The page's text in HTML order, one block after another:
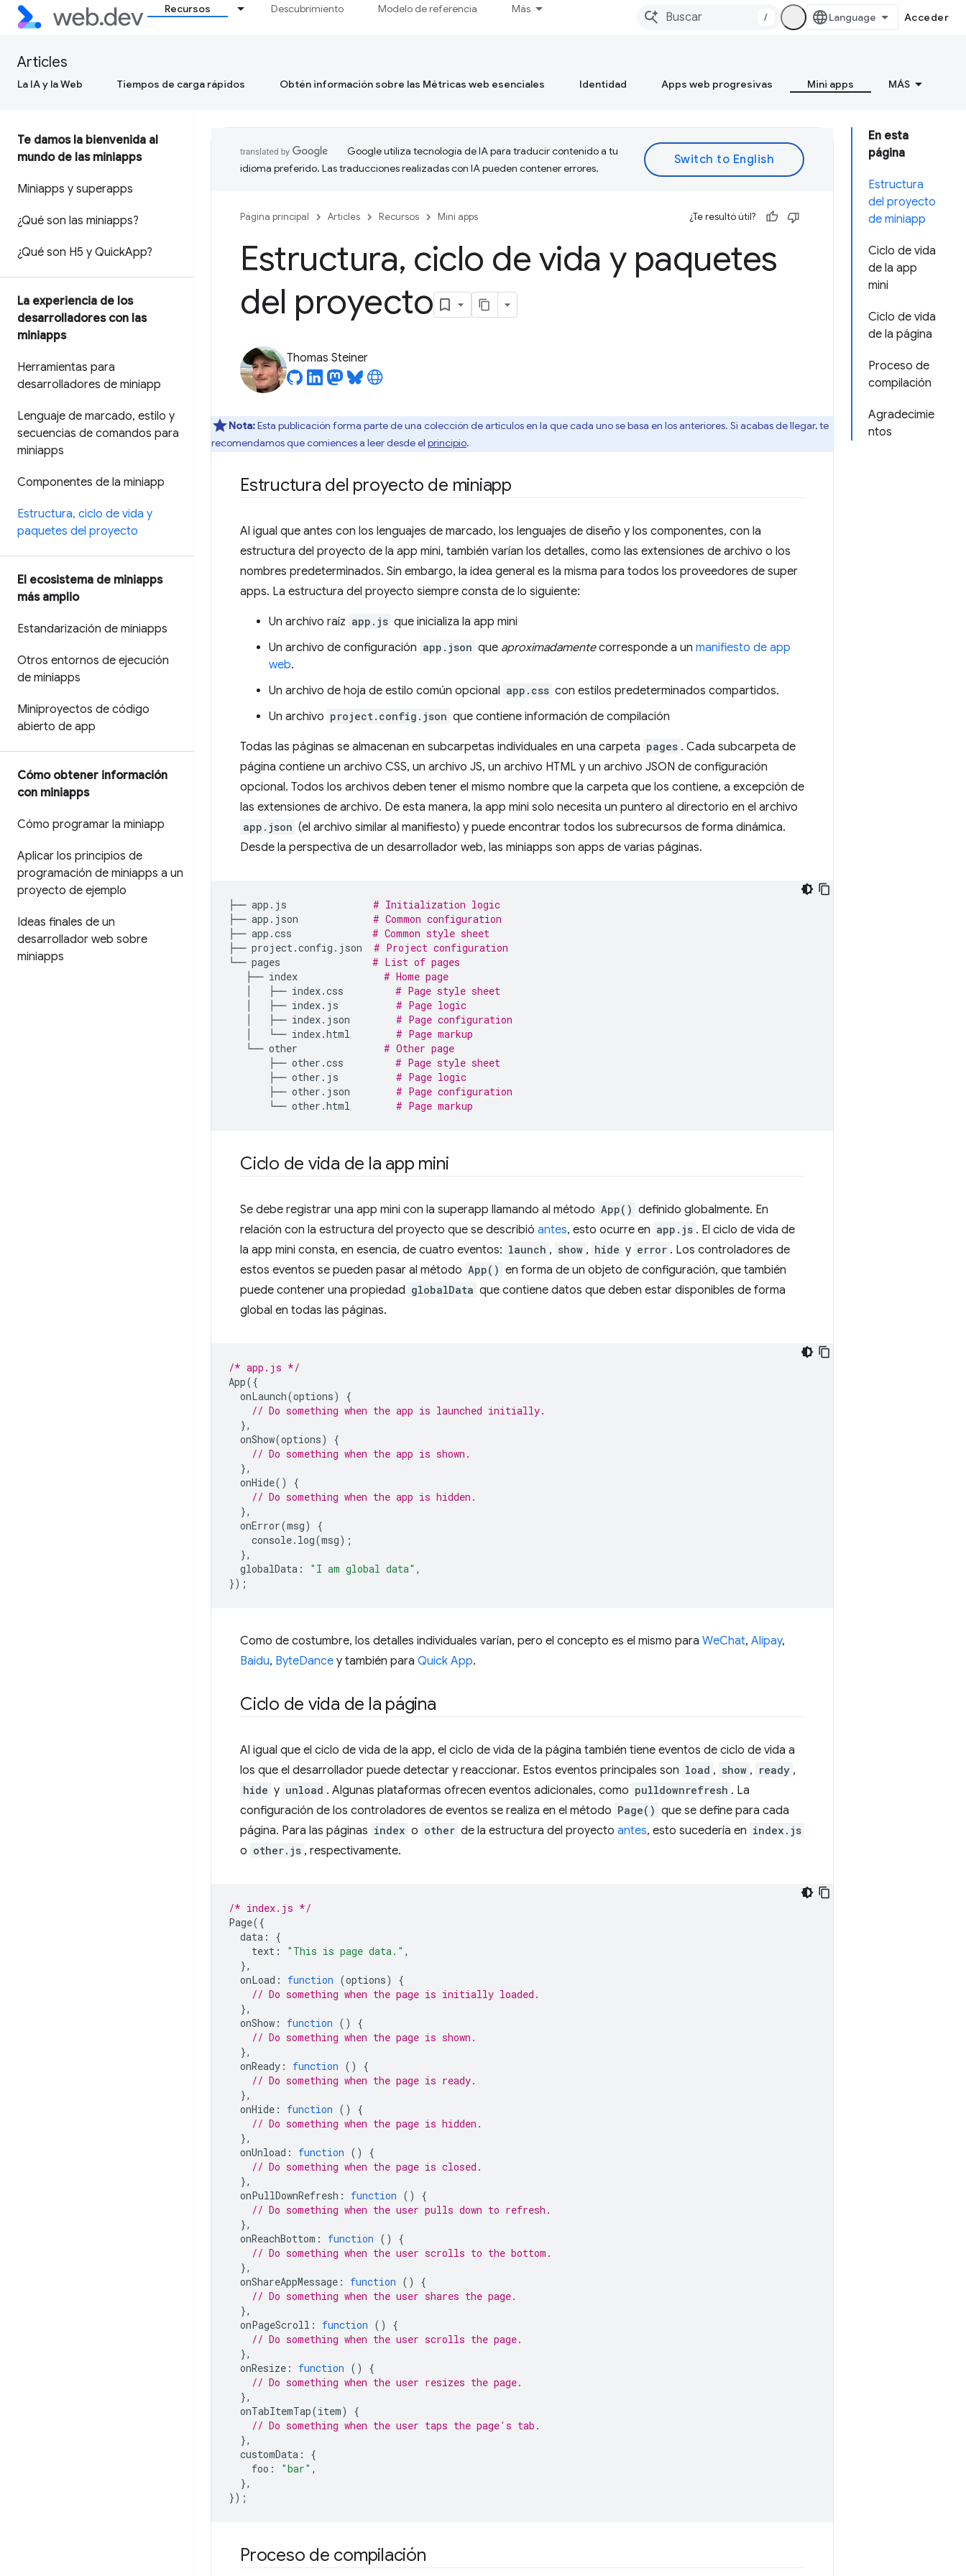
Recursos Descubrimiento Modelo de referencia Más
/ Acceder
Articles
La IA y la Web Tiempos de carga rápidos Obtén información sobre las Métricas web esenciales Identidad Apps web progresivas Mini apps MÁS
Te damos la bienvenida al
mundo de las miniapps
Miniapps y superapps
¿Qué son las miniapps?
¿Qué son H5 y QuickApp?
La experiencia de los
desarrolladores con las
miniapps
Herramientas para
desarrolladores de miniapp
Lenguaje de marcado, estilo y
secuencias de comandos para
miniapps
Componentes de la miniapp
Estructura, ciclo de vida y
paquetes del proyecto
El ecosistema de miniapps
más amplio
Estandarización de miniapps
Otros entornos de ejecución
de miniapps
Miniproyectos de código
abierto de app
Cómo obtener información
con miniapps
Cómo programar la miniapp
Aplicar los principios de
programación de miniapps a un
proyecto de ejemplo
Ideas finales de un
desarrollador web sobre
miniapps
En esta
página
Estructura
del proyecto
de miniapp
Ciclo de vida
de la app
mini
Ciclo de vida
de la página
Proceso de
compilación
Agradecimie
ntos
Google utiliza tecnología de IA para traducir contenido a tu
idioma preferido. Las traducciones realizadas con IA pueden contener errores.
Página principal Articles Recursos Mini apps ¿Te resultó útil?
Estructura, ciclo de vida y paquetes
del proyecto
Thomas Steiner
Nota:Esta publicación forma parte de una colección de artículos en la que cada uno se basa en los anteriores. Si acabas de llegar, te
recomendamos que comiences a leer desde el principio.
Estructura del proyecto de miniapp
Al igual que antes con los lenguajes de marcado, los lenguajes de diseño y los componentes, con la
estructura del proyecto de la app mini, también varían los detalles, como las extensiones de archivo o los
nombres predeterminados. Sin embargo, la idea general es la misma para todos los proveedores de super
apps. La estructura del proyecto siempre consta de lo siguiente:
Un archivo raíz app.js que inicializa la app mini
Un archivo de configuración app.json que aproximadamentecorresponde a un manifiesto de app
web.
Un archivo de hoja de estilo común opcional app.css con estilos predeterminados compartidos.
Un archivo project.config.json que contiene información de compilación
Todas las páginas se almacenan en subcarpetas individuales en una carpeta pages . Cada subcarpeta de
página contiene un archivo CSS, un archivo JS, un archivo HTML y un archivo JSON de configuración
opcional. Todos los archivos deben tener el mismo nombre que la carpeta que los contiene, a excepción de
las extensiones de archivo. De esta manera, la app mini solo necesita un puntero al directorio en el archivo
app.json (el archivo similar al manifiesto) y puede encontrar todos los subrecursos de forma dinámica.
Desde la perspectiva de un desarrollador web, las miniapps son apps de varias páginas.
├── app.js
# Initialization logic
├── app.json
# Common configuration
├── app.css
# Common style sheet
├── project.config.json
# Project configuration
└── pages
# List of pages
├── index
# Home page
├── index.css
# Page style sheet
├── index.js
# Page logic
├── index.json
# Page configuration
└── index.html
# Page markup
└── other
# Other page
├── other.css
# Page style sheet
├── other.js
# Page logic
├── other.json
# Page configuration
└── other.html # Page markup
Ciclo de vida de la app mini
Se debe registrar una app mini con la superapp llamando al método App() definido globalmente. En
relación con la estructura del proyecto que se describió antes, esto ocurre en app.js . El ciclo de vida de
la app mini consta, en esencia, de cuatro eventos: launch , show , hide y error . Los controladores de
estos eventos se pueden pasar al método App() en forma de un objeto de configuración, que también
puede contener una propiedad globalData que contiene datos que deben estar disponibles de forma
global en todas las páginas.
/* app.js */
App({
onLaunch(options)
{
// Do something when the app is launched initially.
},
onShow(options)
{
// Do something when the app is shown.
},
onHide()
{
// Do something when the app is hidden.
},
onError(msg)
{
console. log(msg);
},
globalData : "I am global data" ,
});
Como de costumbre, los detalles individuales varían, pero el concepto es el mismo para WeChat, Alipay,
Baidu, ByteDance y también para Quick App.
Ciclo de vida de la página
Al igual que el ciclo de vida de la app, el ciclo de vida de la página también tiene eventos de ciclo de vida a
los que el desarrollador puede detectar y reaccionar. Estos eventos principales son load , show , ready ,
hide y unload . Algunas plataformas ofrecen eventos adicionales, como pulldownrefresh . La
configuración de los controladores de eventos se realiza en el método Page() que se define para cada
página. Para las páginas index o other de la estructura del proyecto antes, esto sucedería en index.js
o other.js , respectivamente.
/* index.js */
Page({
data :
{
text : "This is page data." ,
},
onLoad : function (options)
{
// Do something when the page is initially loaded.
},
onShow : function ()
{
// Do something when the page is shown.
},
onReady : function ()
{
// Do something when the page is ready.
},
onHide : function ()
{
// Do something when the page is hidden.
},
onUnload : function ()
{
// Do something when the page is closed.
},
onPullDownRefresh : function ()
{
// Do something when the user pulls down to refresh.
},
onReachBottom : function ()
{
// Do something when the user scrolls to the bottom.
},
onShareAppMessage : function ()
{
// Do something when the user shares the page.
},
onPageScroll : function ()
{
// Do something when the user scrolls the page.
},
onResize : function ()
{
// Do something when the user resizes the page.
},
onTabItemTap(item)
{
// Do something when the user taps the page's tab.
},
customData :
{
foo : "bar" ,
},
});
Proceso de compilación